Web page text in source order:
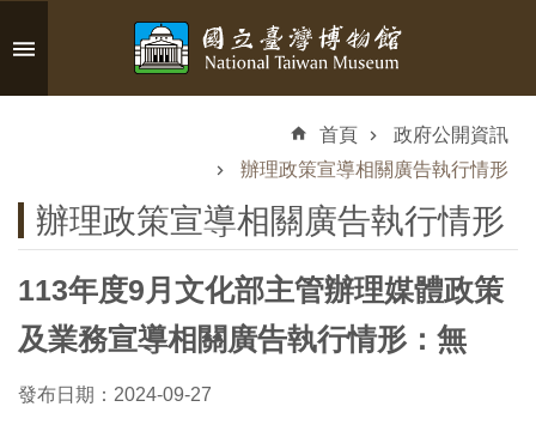
跳到主要內容區塊
認
識
臺
博
首頁
政府公開資訊
辦理政策宣導相關廣告執行情形
辦理政策宣導相關廣告執行情形
113年度9月文化部主管辦理媒體政策
及業務宣導相關廣告執行情形：無
發布日期：2024-09-27